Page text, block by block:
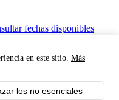
en este sitio. Más
los no esenciales
fechas disponibles